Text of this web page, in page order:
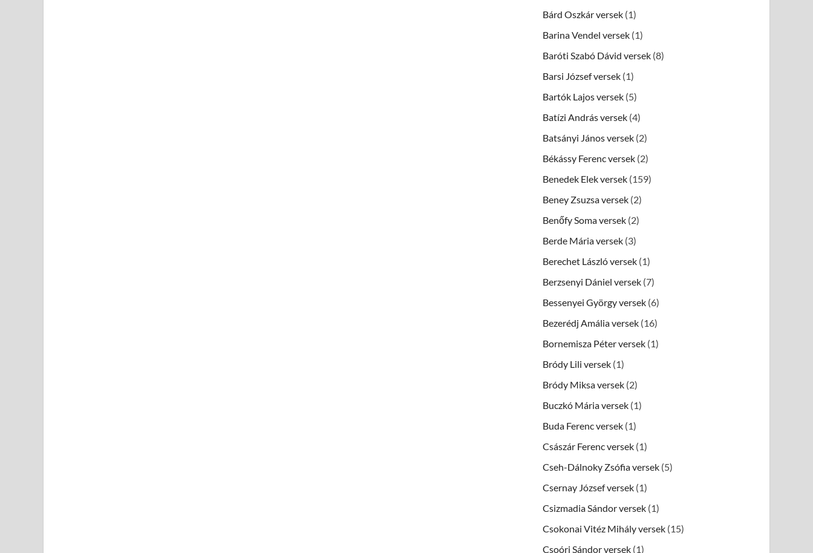
Bárd Oszkár versek (1)
Barina Vendel versek (1)
Baróti Szabó Dávid versek (8)
Barsi József versek (1)
Bartók Lajos versek (5)
Batízi András versek (4)
Batsányi János versek (2)
Békássy Ferenc versek (2)
Benedek Elek versek (159)
Beney Zsuzsa versek (2)
Benőfy Soma versek (2)
Berde Mária versek (3)
Berechet László versek (1)
Berzsenyi Dániel versek (7)
Bessenyei György versek (6)
Bezerédj Amália versek (16)
Bornemisza Péter versek (1)
Bródy Lili versek (1)
Bródy Miksa versek (2)
Buczkó Mária versek (1)
Buda Ferenc versek (1)
Császár Ferenc versek (1)
Cseh-Dálnoky Zsófia versek (5)
Csernay József versek (1)
Csizmadia Sándor versek (1)
Csokonai Vitéz Mihály versek (15)
Csoóri Sándor versek (1)